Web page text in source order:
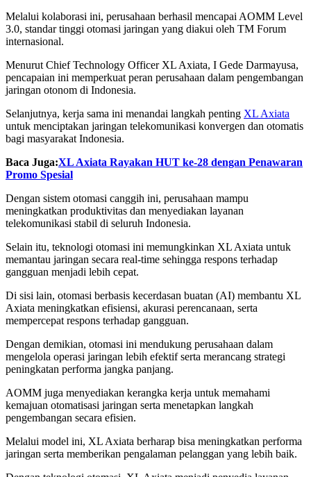
Melalui kolaborasi ini, perusahaan berhasil mencapai AOMM Level
3.0, standar tinggi otomasi jaringan yang diakui oleh TM Forum
internasional.
Menurut Chief Technology Officer XL Axiata, I Gede Darmayusa,
pencapaian ini memperkuat peran perusahaan dalam pengembangan
jaringan otonom di Indonesia.
Selanjutnya, kerja sama ini menandai langkah penting XL Axiata
untuk menciptakan jaringan telekomunikasi konvergen dan otomatis
bagi masyarakat Indonesia.
Baca Juga:XL Axiata Rayakan HUT ke-28 dengan Penawaran
Promo Spesial
Dengan sistem otomasi canggih ini, perusahaan mampu
meningkatkan produktivitas dan menyediakan layanan
telekomunikasi stabil di seluruh Indonesia.
Selain itu, teknologi otomasi ini memungkinkan XL Axiata untuk
memantau jaringan secara real-time sehingga respons terhadap
gangguan menjadi lebih cepat.
Di sisi lain, otomasi berbasis kecerdasan buatan (AI) membantu XL
Axiata meningkatkan efisiensi, akurasi perencanaan, serta
mempercepat respons terhadap gangguan.
Dengan demikian, otomasi ini mendukung perusahaan dalam
mengelola operasi jaringan lebih efektif serta merancang strategi
peningkatan performa jangka panjang.
AOMM juga menyediakan kerangka kerja untuk memahami
kemajuan otomatisasi jaringan serta menetapkan langkah
pengembangan secara efisien.
Melalui model ini, XL Axiata berharap bisa meningkatkan performa
jaringan serta memberikan pengalaman pelanggan yang lebih baik.